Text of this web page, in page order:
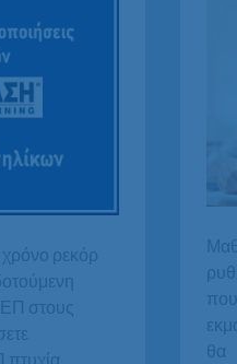
ρεκόρ
στους
που
θα